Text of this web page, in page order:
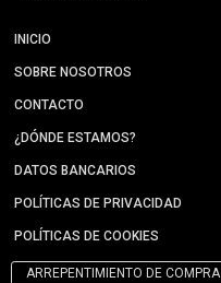
INICIO
SOBRE NOSOTROS
CONTACTO
¿DÓNDE ESTAMOS?
DATOS BANCARIOS
POLÍTICAS DE PRIVACIDAD
POLÍTICAS DE COOKIES
ARREPENTIMIENTO DE COMPRA